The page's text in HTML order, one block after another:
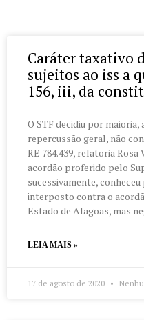
Caráter taxativo
sujeitos ao iss a
156, iii, da
O STF decidiu por maioria,
repercussão geral, não
RE 784.439, relatoria
acordão proferido pelo
sucessivamente,
interposto contra o
Estado de Alagoas, mas
LEIA MAIS »
17 de agosto de 2020